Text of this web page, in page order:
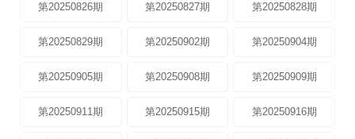
第20250826期 第20250827期 第20250828期
第20250829期 第20250902期 第20250904期
第20250905期 第20250908期 第20250909期
第20250911期 第20250915期 第20250916期